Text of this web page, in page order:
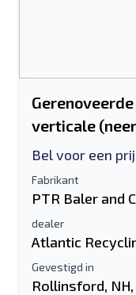
verticale
Bel voor een
Fabrikant
PTR Baler and
dealer
Atlantic
Gevestigd in
Rollinsford, NH,